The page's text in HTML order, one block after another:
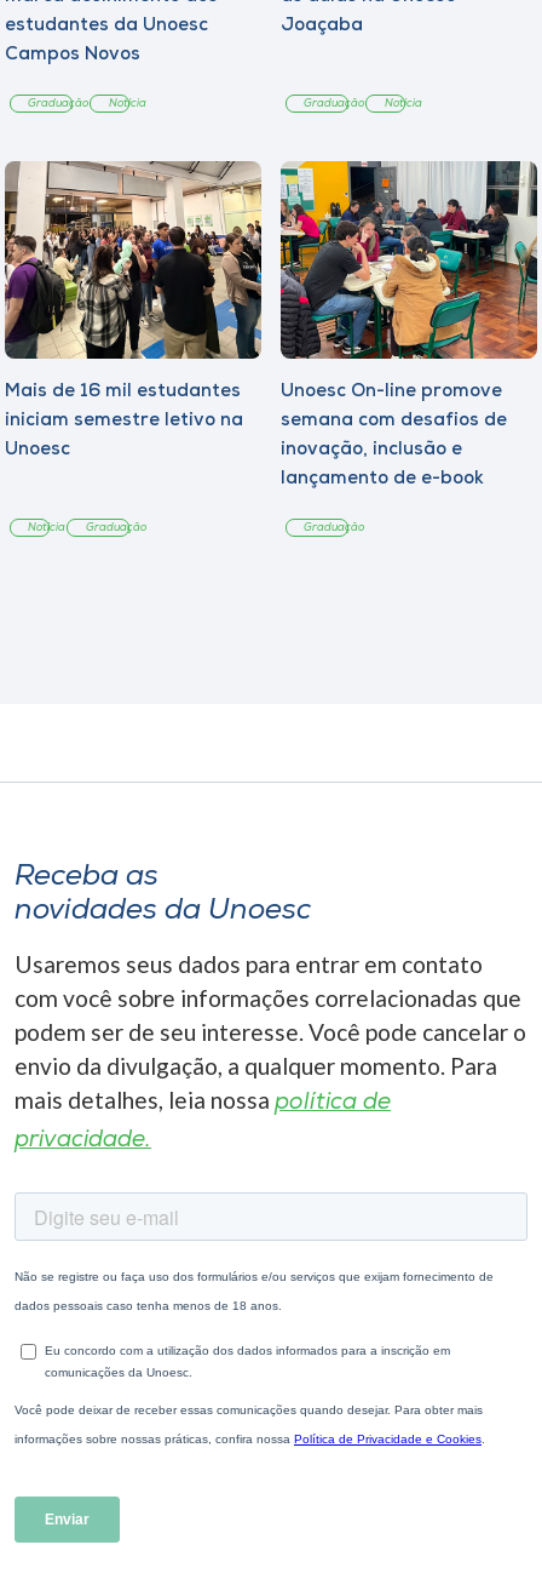
estudantes da Unoesc
Campos Novos
Graduação Notícia
Joaçaba
Graduação Notícia
Mais de 16 mil estudantes
iniciam semestre letivo na
Unoesc
Notícia Graduação
Unoesc On-line promove
semana com desafios de
inovação, inclusão e
lançamento de e-book
Graduação
Receba as
novidades da Unoesc
Usaremos seus dados para entrar em contato
com você sobre informações correlacionadas que
podem ser de seu interesse. Você pode cancelar o
envio da divulgação, a qualquer momento. Para
mais detalhes, leia nossa política de
privacidade.